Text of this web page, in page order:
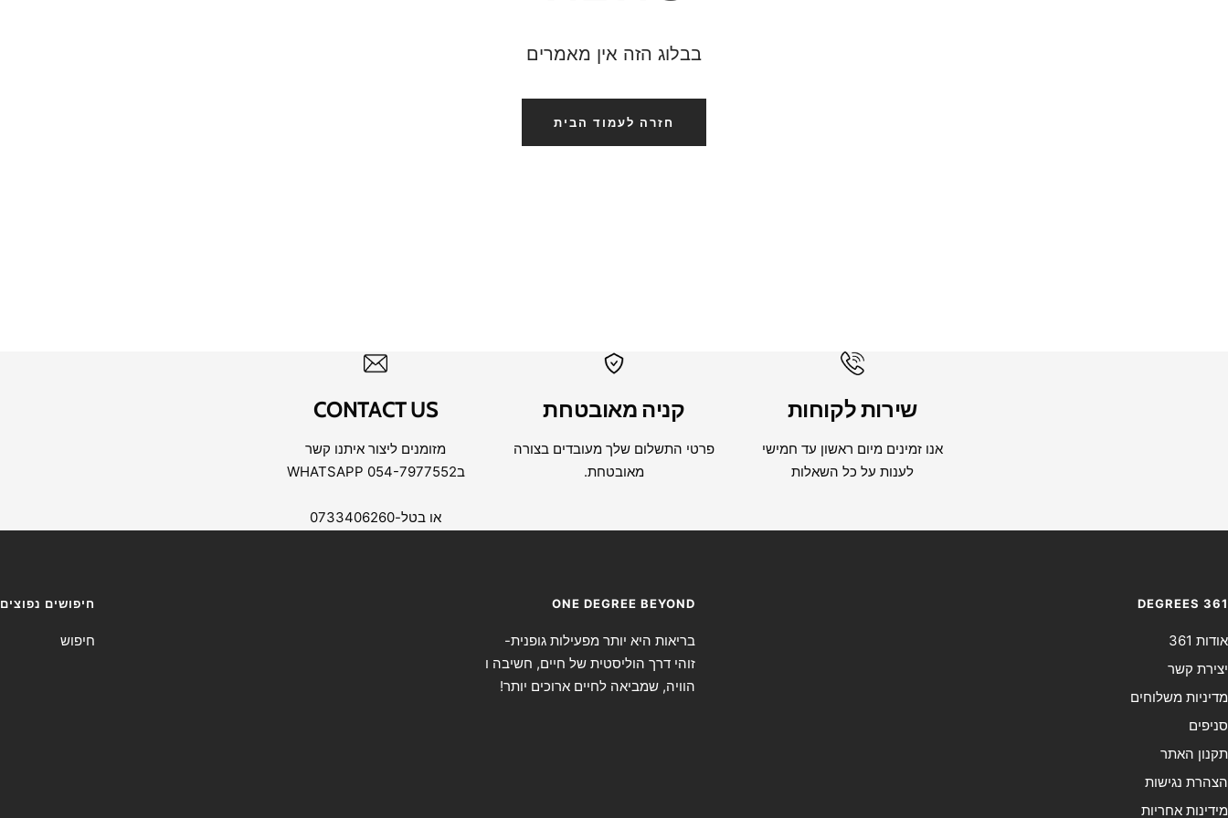
בבלוג הזה אין מאמרים
חזרה לעמוד הבית
שירות לקוחות
אנו זמינים מיום ראשון עד חמישי
לענות על כל השאלות
קניה מאובטחת
פרטי התשלום שלך מעובדים בצורה
מאובטחת.
CONTACT US
מזומנים ליצור איתנו קשר
בWHATSAPP 054-7977552
או בטל-0733406260
DEGREES 361
אודות 361
יצירת קשר
מדיניות משלוחים
סניפים
תקנון האתר
הצהרת נגישות
מידינות אחריות
ONE DEGREE BEYOND
בריאות היא יותר מפעילות גופנית-
זוהי דרך הוליסטית של חיים, חשיבה ו
הוויה, שמביאה לחיים ארוכים יותר!
חיפושים נפוצים
חיפוש